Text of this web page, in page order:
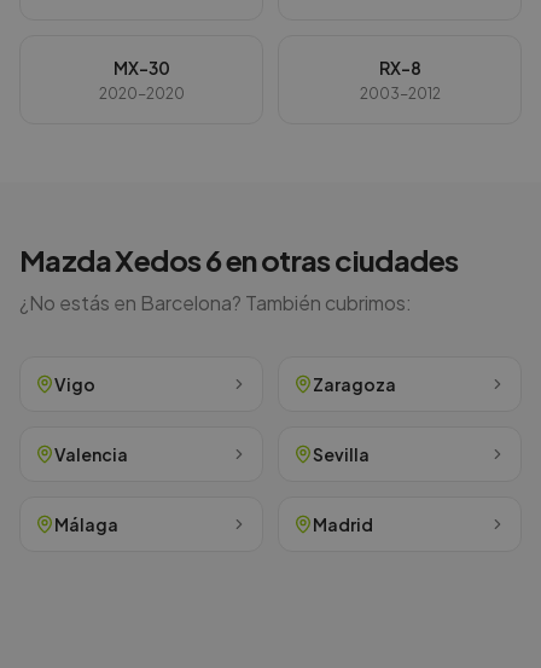
MX-30
2020-2020
RX-8
2003-2012
MazdaXedos 6en otras ciudades
¿No estás en Barcelona? También cubrimos:
Vigo Zaragoza
Valencia Sevilla
Málaga Madrid